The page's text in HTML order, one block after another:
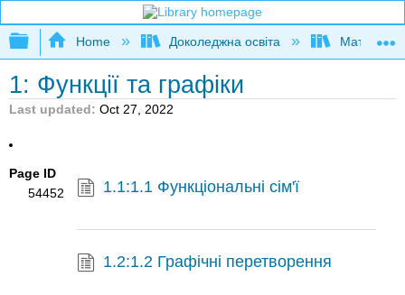
Expand/collapse global hierarchy
Home Доколеджна освіта
1: Функції та графіки
Last updated Oct 27, 2022
Page ID
54452
1.1:1.1 Функціональні сім'ї
1.2:1.2 Графічні перетворення